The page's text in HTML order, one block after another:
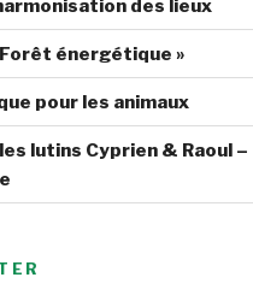
des lieux
Forêt énergétique »
pour les animaux
lutins Cyprien & Raoul –